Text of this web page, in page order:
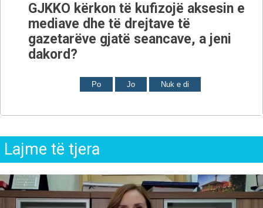
GJKKO kërkon të kufizojë aksesin e
mediave dhe të drejtave të
gazetarëve gjatë seancave, a jeni
dakord?
Po Jo Nuk e di
Lajme të tjera